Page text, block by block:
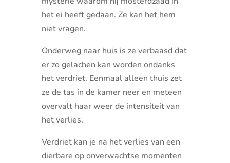
het ei heeft gedaan. Ze kan het hem
niet vragen.
Onderweg naar huis is ze verbaasd dat
er zo gelachen kan worden ondanks
het verdriet. Eenmaal alleen thuis zet
ze de tas in de kamer neer en meteen
overvalt haar weer de intensiteit van
het verlies.
Verdriet kan je na het verlies van een
dierbare op onverwachtse momenten